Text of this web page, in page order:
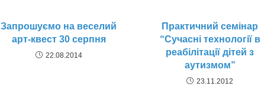
Запрошуємо на веселий
арт-квест 30 серпня
22.08.2014
Практичний семінар
“Сучасні технології в
реабілітації дітей з
аутизмом”
23.11.2012